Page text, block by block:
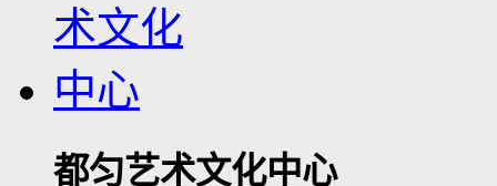
都匀艺术文化中心